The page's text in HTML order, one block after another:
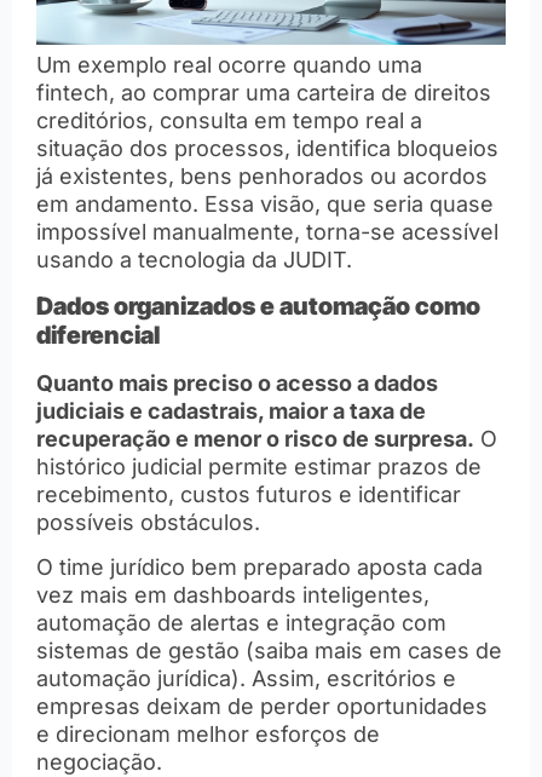
Um exemplo real ocorre quando uma
fintech, ao comprar uma carteira de direitos
creditórios, consulta em tempo real a
situação dos processos, identifica bloqueios
já existentes, bens penhorados ou acordos
em andamento. Essa visão, que seria quase
impossível manualmente, torna-se acessível
usando a tecnologia da JUDIT.
Dados organizados e automação como
diferencial
Quanto mais preciso o acesso a dados
judiciais e cadastrais, maior a taxa de
recuperação e menor o risco de surpresa. O
histórico judicial permite estimar prazos de
recebimento, custos futuros e identificar
possíveis obstáculos.
O time jurídico bem preparado aposta cada
vez mais em dashboards inteligentes,
automação de alertas e integração com
sistemas de gestão (saiba mais em cases de
automação jurídica). Assim, escritórios e
empresas deixam de perder oportunidades
e direcionam melhor esforços de
negociação.